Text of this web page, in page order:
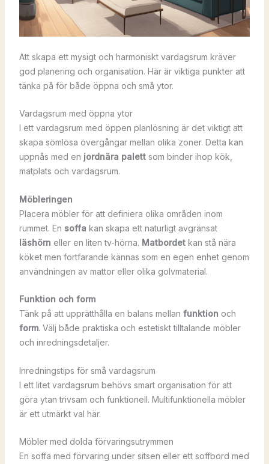
Att skapa ett mysigt och harmoniskt vardagsrum kräver
god planering och organisation. Här är viktiga punkter att
tänka på för både öppna och små ytor.
Vardagsrum med öppna ytor
I ett vardagsrum med öppen planlösning är det viktigt att
skapa sömlösa övergångar mellan olika zoner. Detta kan
uppnås med en jordnära palettsom binder ihop kök,
matplats och vardagsrum.
Möbleringen
Placera möbler för att definiera olika områden inom
rummet. En soffa kan skapa ett naturligt avgränsat
läshörn eller en liten tv-hörna. Matbordetkan stå nära
köket men fortfarande kännas som en egen enhet genom
användningen av mattor eller olika golvmaterial.
Funktion och form
Tänk på att upprätthålla en balans mellan funktion och
form. Välj både praktiska och estetiskt tilltalande möbler
och inredningsdetaljer.
Inredningstips för små vardagsrum
I ett litet vardagsrum behövs smart organisation för att
göra ytan trivsam och funktionell. Multifunktionella möbler
är ett utmärkt val här.
Möbler med dolda förvaringsutrymmen
En soffa med förvaring under sitsen eller ett soffbord med